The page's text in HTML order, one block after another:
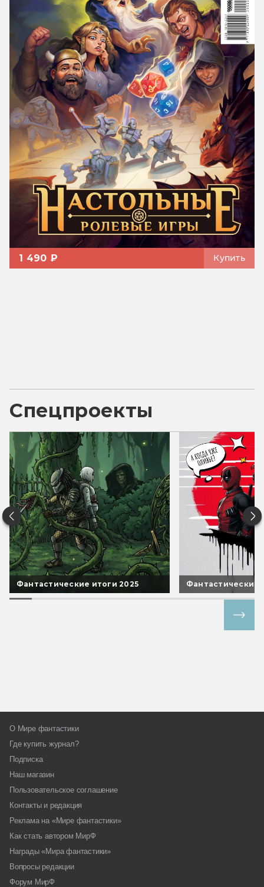
1 490 ₽ Купить
Спецпроекты
Фантастические итоги 2025 Фантастические
О Мире фантастики
Где купить журнал?
Подписка
Наш магазин
Пользовательское соглашение
Контакты и редакция
Реклама на «Мире фантастики»
Как стать автором МирФ
Награды «Мира фантастики»
Вопросы редакции
Форум МирФ